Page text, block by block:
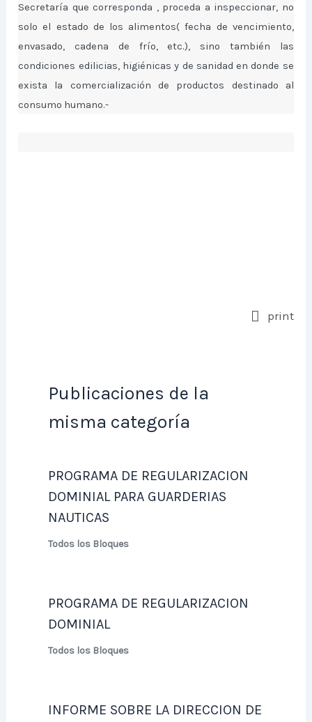
Secretaría que corresponda , proceda a inspeccionar, no
solo el estado de los alimentos( fecha de vencimiento,
envasado, cadena de frío, etc.), sino también las
condiciones edilicias, higiénicas y de sanidad en donde se
exista la comercialización de productos destinado al
consumo humano.-
print
Publicaciones de la
misma categoría
PROGRAMA DE REGULARIZACION
DOMINIAL PARA GUARDERIAS
NAUTICAS
Todos los Bloques
PROGRAMA DE REGULARIZACION
DOMINIAL
Todos los Bloques
INFORME SOBRE LA DIRECCION DE